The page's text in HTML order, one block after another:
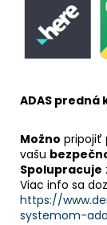
ADAS predná
Možno pripojiť
vašu
Spolupracuje
Viac info sa
https://
systemom-